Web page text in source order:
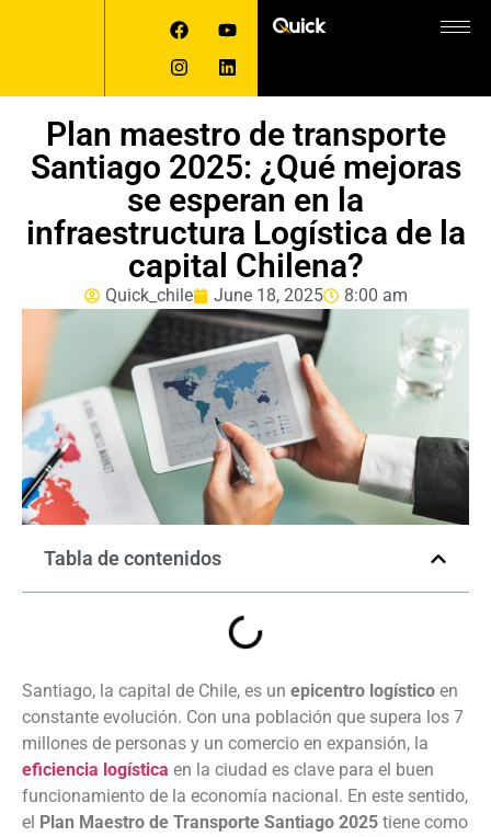
Plan maestro de transporte
Santiago 2025: ¿Qué mejoras
se esperan en la
infraestructura Logística de la
capital Chilena?
Quick_chile June 18, 2025 8:00 am
Tabla de contenidos
Santiago, la capital de Chile, es un epicentro logístico en
constante evolución. Con una población que supera los 7
millones de personas y un comercio en expansión, la
eficiencia logística en la ciudad es clave para el buen
funcionamiento de la economía nacional. En este sentido,
el Plan Maestro de Transporte Santiago 2025 tiene como